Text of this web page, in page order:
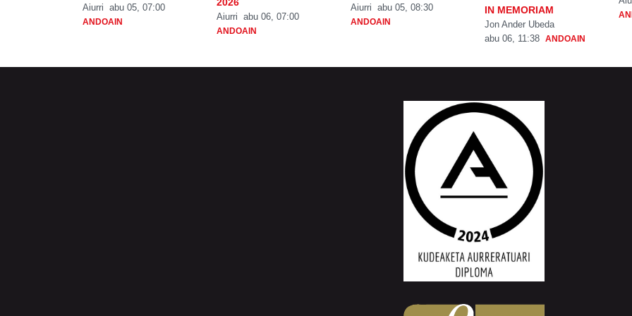
Aiurri abu 05, 07:00
ANDOAIN Aiurri abu 06, 07:00
ANDOAIN
Aiurri abu 05, 08:30
ANDOAIN
IN MEMORIAM
Jon Ander Ubeda
abu 06, 11:38 ANDOAIN